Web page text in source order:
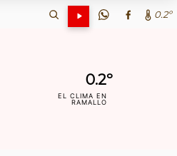
0.2º
0.2º
EL CLIMA EN
RAMALLO